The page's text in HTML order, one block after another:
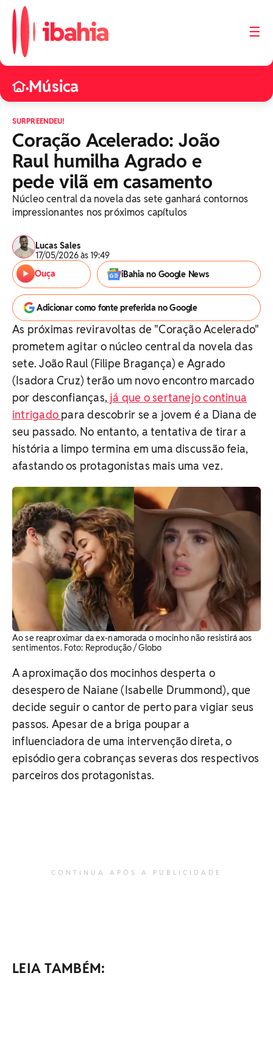
☰
•Música
SURPREENDEU!
Coração Acelerado: João
Raul humilha Agrado e
pede vilã em casamento
Núcleo central da novela das sete ganhará contornos
impressionantes nos próximos capítulos
Lucas Sales
17/05/2026 às 19:49
Ouça
iBahia no Google News
Adicionar como fonte preferida no Google
As próximas reviravoltas de "Coração Acelerado"
prometem agitar o núcleo central da novela das
sete. João Raul (Filipe Bragança) e Agrado
(Isadora Cruz) terão um novo encontro marcado
por desconfianças,já que o sertanejo continua
intrigado para descobrir se a jovem é a Diana de
seu passado. No entanto, a tentativa de tirar a
história a limpo termina em uma discussão feia,
afastando os protagonistas mais uma vez.
Ao se reaproximar da ex-namorada o mocinho não resistirá aos
sentimentos. ​Foto: Reprodução / Globo
A aproximação dos mocinhos desperta o
desespero de Naiane (Isabelle Drummond), que
decide seguir o cantor de perto para vigiar seus
passos. Apesar de a briga poupar a
influenciadora de uma intervenção direta, o
episódio gera cobranças severas dos respectivos
parceiros dos protagonistas.
CONTINUA APÓS A PUBLICIDADE
LEIA TAMBÉM: